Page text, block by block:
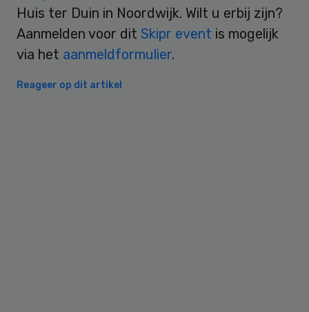
Huis ter Duin in Noordwijk. Wilt u erbij zijn?
Aanmelden voor dit Skipr event is mogelijk
via het aanmeldformulier.
Reageer op dit artikel